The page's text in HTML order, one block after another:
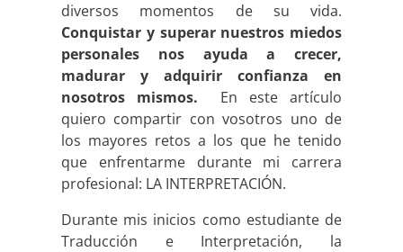
diversos momentos de su vida.
Conquistar y superar nuestros miedos
personales nos ayuda a crecer,
madurar y adquirir confianza en
nosotros mismos. En este artículo
quiero compartir con vosotros uno de
los mayores retos a los que he tenido
que enfrentarme durante mi carrera
profesional: LA INTERPRETACIÓN.
Durante mis inicios como estudiante de
Traducción e Interpretación, la